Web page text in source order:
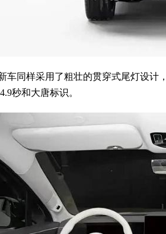
车同样采用了粗壮的贯穿式尾灯设计
秒和大唐标识。